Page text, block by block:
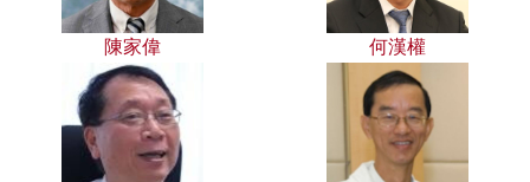
陳家偉 何漢權